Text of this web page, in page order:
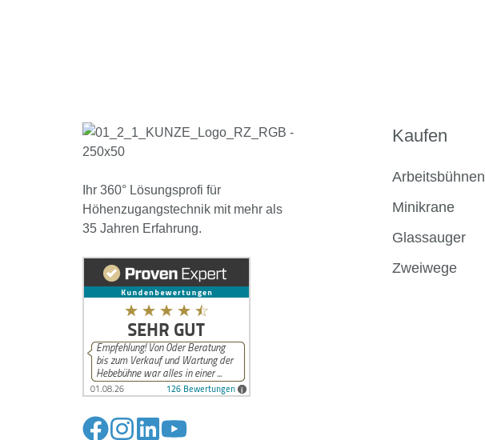
Ihr 360° Lösungsprofi für
Höhenzugangstechnik mit mehr als
35 Jahren Erfahrung.
Kaufen
Arbeitsbühnen
Minikrane
Glassauger
Zweiwege